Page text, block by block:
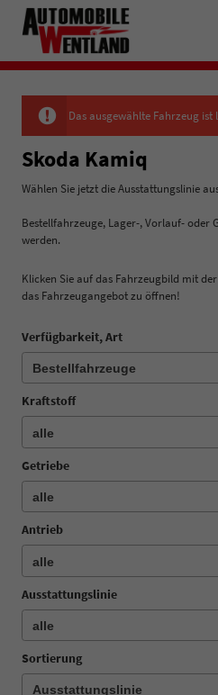
Das ausgewählte Fahrzeug
Skoda Kamiq
Wählen Sie jetzt die
Im Menü
Bestellfahrzeuge, Lager-, Vorlauf- oder
werden.
Klicken Sie auf das Fahrzeugbild mit
das Fahrzeugangebot zu öffnen!
Verfügbarkeit, Art
Kraftstoff
Getriebe
Antrieb
Ausstattungslinie
Sortierung